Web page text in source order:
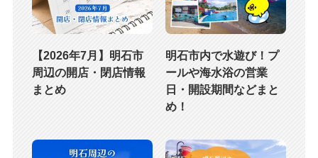
【2026年7月】明石市
周辺の開店・閉店情報
まとめ
明石市内で水遊び！プ
ールや海水浴の営業
日・開設期間などまと
め！